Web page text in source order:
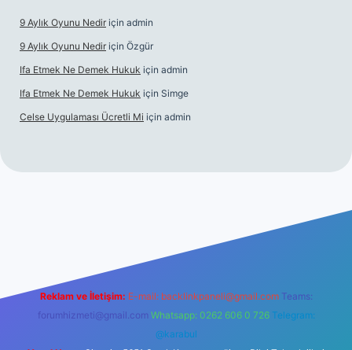
9 Aylık Oyunu Nedir için admin
9 Aylık Oyunu Nedir için Özgür
Ifa Etmek Ne Demek Hukuk için admin
Ifa Etmek Ne Demek Hukuk için Simge
Celse Uygulaması Ücretli Mi için admin
Reklam ve İletişim: E-mail: backlinkpaneli@gmail.com Teams:
forumhizmeti@gmail.com Whatsapp: 0262 606 0 726 Telegram:
@karabul